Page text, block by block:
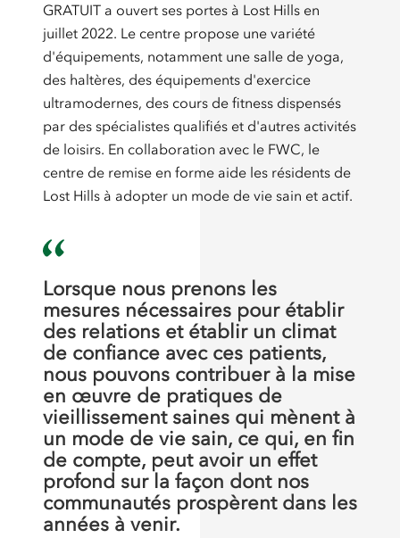
GRATUIT a ouvert ses portes à Lost Hills en
juillet 2022. Le centre propose une variété
d'équipements, notamment une salle de yoga,
des haltères, des équipements d'exercice
ultramodernes, des cours de fitness dispensés
par des spécialistes qualifiés et d'autres activités
de loisirs. En collaboration avec le FWC, le
centre de remise en forme aide les résidents de
Lost Hills à adopter un mode de vie sain et actif.
Lorsque nous prenons les
mesures nécessaires pour établir
des relations et établir un climat
de confiance avec ces patients,
nous pouvons contribuer à la mise
en œuvre de pratiques de
vieillissement saines qui mènent à
un mode de vie sain, ce qui, en fin
de compte, peut avoir un effet
profond sur la façon dont nos
communautés prospèrent dans les
années à venir.